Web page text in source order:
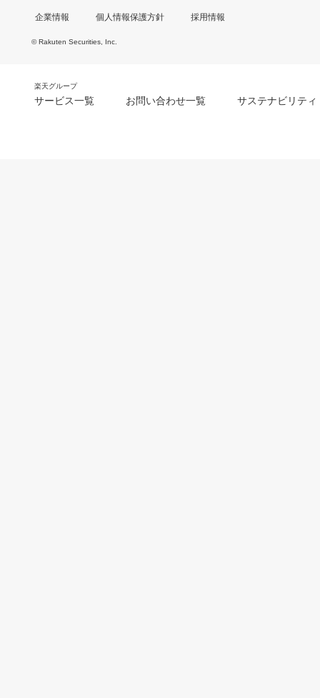
企業情報 個人情報保護方針 採用情報
© Rakuten Securities, Inc.
楽天グループ
サービス一覧 お問い合わせ一覧 サステナビリティ